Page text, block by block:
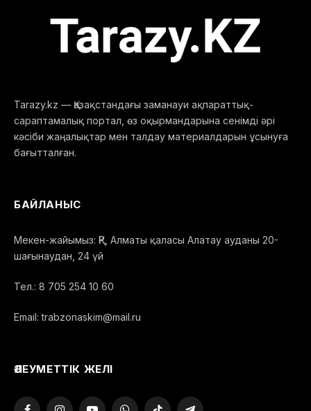
Tarazy.kz — Қазақстандағы заманауи ақпараттық-
сараптамалық портал, өз оқырмандарына сенімді әрі
кәсіби жаңалықтар мен талдау материалдарын ұсынуға
бағытталған.
БАЙЛАНЫС
Мекен-жайымыз: ҚР, Алматы қаласы Алатау ауданы 20-
шағынаудан, 24 үй
Тел.: 8 705 254 10 60
Email: trabzonaskim@mail.ru
ӘЛЕУМЕТТІК ЖЕЛІ